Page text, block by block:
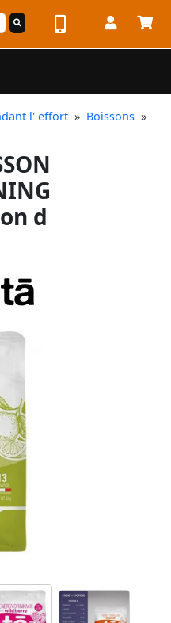
l' effort » Boissons »
d